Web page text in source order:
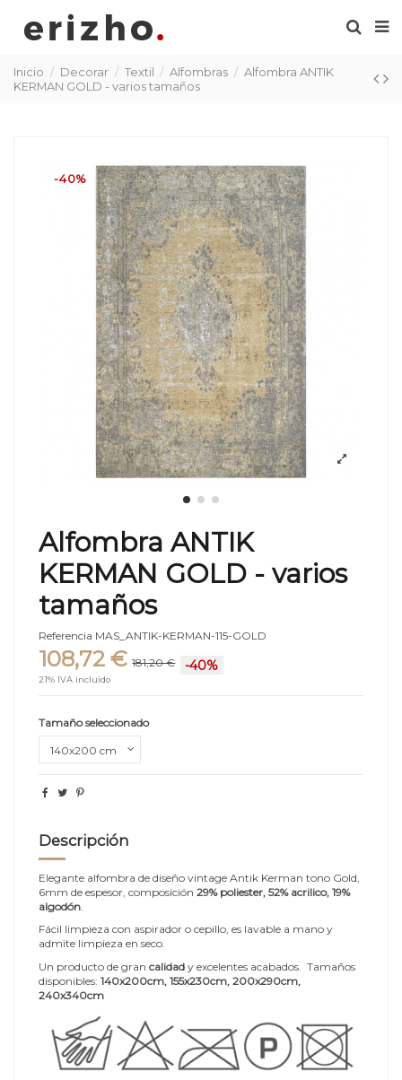
Inicio Decorar Textil Alfombras
Alfombra ANTIK
KERMAN GOLD - varios tamaños
-40%
Alfombra ANTIK
KERMAN GOLD - varios
tamaños
Referencia MAS_ANTIK-KERMAN-115-GOLD
108,72 € 181,20 € -40%
21% IVA incluido
Tamaño seleccionado
Descripción
Elegante alfombra de diseño vintage Antik Kerman tono Gold,
6mm de espesor, composición 29% poliester, 52% acrilico, 19%
algodón
Fácil limpieza con aspirador o cepillo, es lavable a mano y
admite limpieza en seco.
Un producto de gran calidad y excelentes acabados. Tamaños
disponibles: 140x200cm, 155x230cm, 200x290cm,
240x340cm